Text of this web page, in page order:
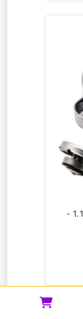
غطاء رادياتير اصلي هيونداي كوري 1.1 -